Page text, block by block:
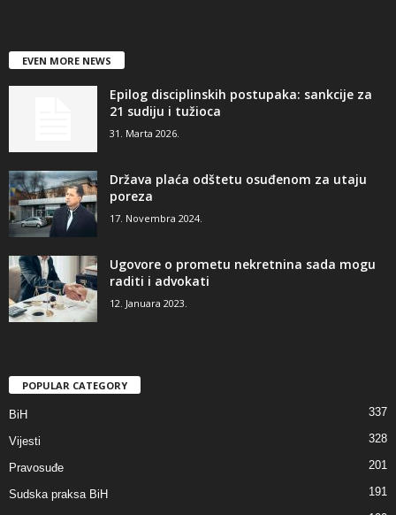
EVEN MORE NEWS
Epilog disciplinskih postupaka: sankcije za
21 sudiju i tužioca
31. Marta 2026.
Država plaća odštetu osuđenom za utaju
poreza
17. Novembra 2024.
Ugovore o prometu nekretnina sada mogu
raditi i advokati
12. Januara 2023.
POPULAR CATEGORY
BiH 337
Vijesti 328
Pravosuđe 201
Sudska praksa BiH 191